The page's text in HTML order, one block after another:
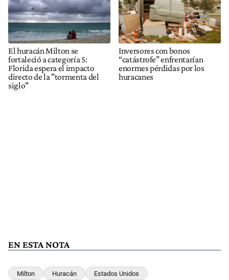
El huracán Milton se
fortaleció a categoría 5:
Florida espera el impacto
directo de la "tormenta del
siglo"
Inversores con bonos
“catástrofe” enfrentarían
enormes pérdidas por los
huracanes
EN ESTA NOTA
Milton Huracán Estados Unidos